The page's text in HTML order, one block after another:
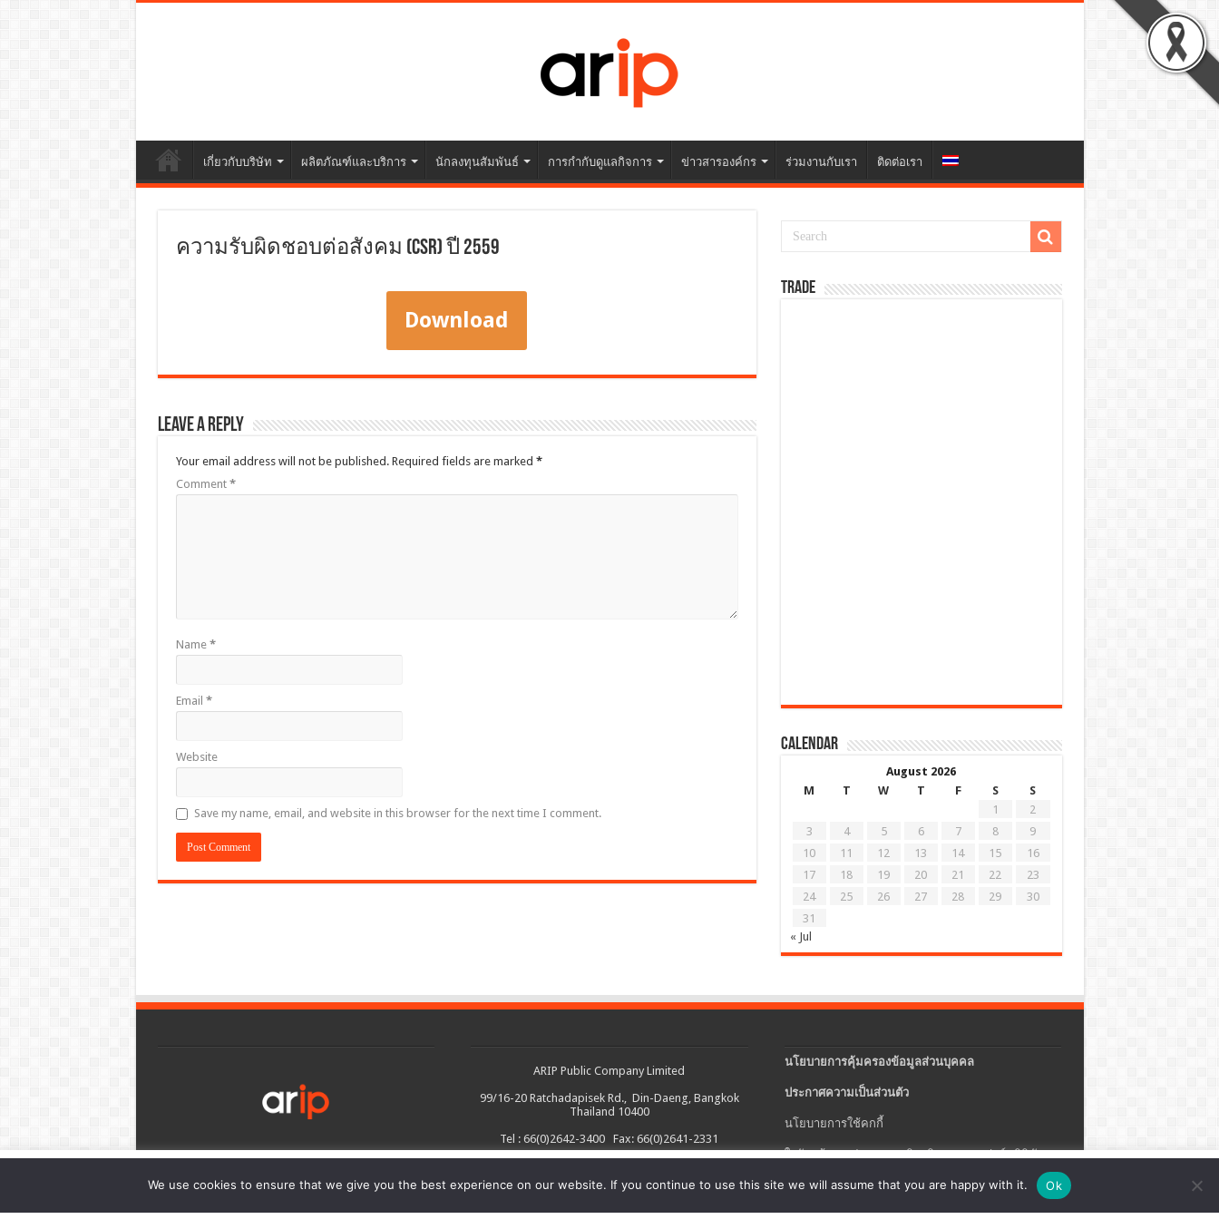
เกี่ยวกับบริษัท ผลิตภัณฑ์และบริการ นักลงทุนสัมพันธ์ การกำกับดูแลกิจการ ข่าวสารองค์กร ร่วมงานกับเรา ติดต่อเรา
ความรับผิดชอบต่อสังคม (CSR) ปี 2559
Download
Leave a Reply
Your email address will not be published. Required fields are marked *
Comment *
Name *
Email *
Website
Save my name, email, and website in this browser for the next time I comment.
TRADE
Calendar
August 2026
M
T W T F S
S
1
2
3
4 5 6 7 8
9
10
11 12 13 14 15
16
17
18 19 20 21 22
23
24
25 26 27 28 29
30
31
« Jul
ARIP Public Company Limited
99/16-20 Ratchadapisek Rd., Din-Daeng, Bangkok
Thailand 10400
Tel : 66(0)2642-3400 Fax: 66(0)2641-2331
นโยบายการคุ้มครองข้อมูลส่วนบุคคล
ประกาศความเป็นส่วนตัว
นโยบายการใช้คกกี้
ใบรับแจ้งการประกอบธุรกิจบริการแพลตฟอร์มดิจิทัล
นโยบายความปลอดภัยของข้อมูลสารสนเทศ
การนำเสนอเนื้อหาตรงตามความต้องการของท่าน โดยสามารถศึกษารายละเอียดเพิ่มเติมได้ใน นโยบายคุกกี้
We use cookies to ensure that we give you the best experience on our website. If you continue to use this site we will assume that you are happy with it. Ok